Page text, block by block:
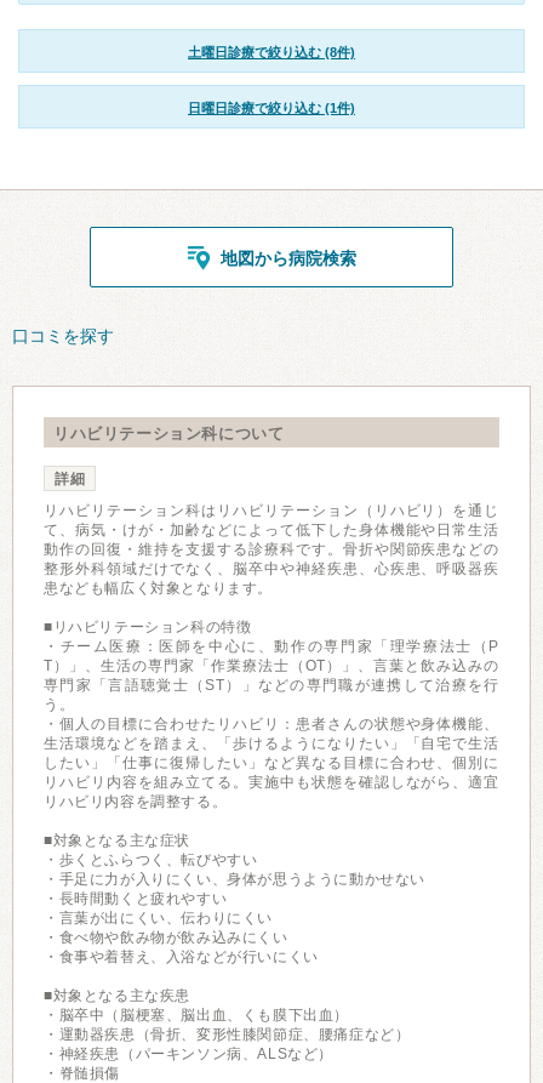
土曜日診療で絞り込む (8件)
日曜日診療で絞り込む (1件)
地図から病院検索
口コミを探す
リハビリテーション科について
詳細
リハビリテーション科はリハビリテーション（リハビリ）を通じ
て、病気・けが・加齢などによって低下した身体機能や日常生活
動作の回復・維持を支援する診療科です。骨折や関節疾患などの
整形外科領域だけでなく、脳卒中や神経疾患、心疾患、呼吸器疾
患なども幅広く対象となります。
■リハビリテーション科の特徴
・チーム医療：医師を中心に、動作の専門家「理学療法士（P
T）」、生活の専門家「作業療法士（OT）」、言葉と飲み込みの
専門家「言語聴覚士（ST）」などの専門職が連携して治療を行
う。
・個人の目標に合わせたリハビリ：患者さんの状態や身体機能、
生活環境などを踏まえ、「歩けるようになりたい」「自宅で生活
したい」「仕事に復帰したい」など異なる目標に合わせ、個別に
リハビリ内容を組み立てる。実施中も状態を確認しながら、適宜
リハビリ内容を調整する。
■対象となる主な症状
・歩くとふらつく、転びやすい
・手足に力が入りにくい、身体が思うように動かせない
・長時間動くと疲れやすい
・言葉が出にくい、伝わりにくい
・食べ物や飲み物が飲み込みにくい
・食事や着替え、入浴などが行いにくい
■対象となる主な疾患
・脳卒中（脳梗塞、脳出血、くも膜下出血）
・運動器疾患（骨折、変形性膝関節症、腰痛症など）
・神経疾患（パーキンソン病、ALSなど）
・脊髄損傷